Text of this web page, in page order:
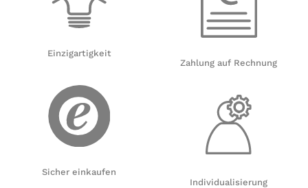
Einzigartigkeit
Sicher einkaufen
Zahlung auf Rechnung
Individualisierung